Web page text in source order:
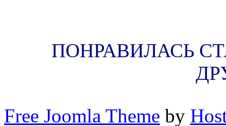
ПОНРАВИЛАСЬ
Free Joomla Theme by